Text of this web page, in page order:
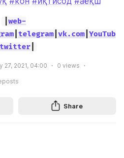
web-
telegram vk.com YouTub
twitter|
27, 2021, 04:00 0 views
Share